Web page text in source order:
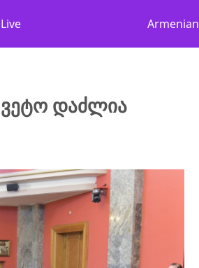
Live Armenian
ვეტო დაძლია